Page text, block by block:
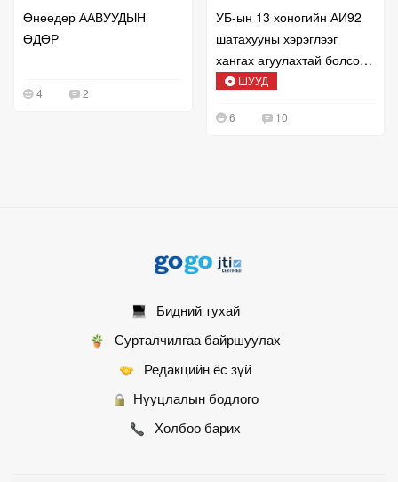
Өнөөдөр ААВУУДЫН
ӨДӨР
4 2
УБ-ын 13 хоногийн АИ92
шатахууны хэрэглээг
хангах агуулахтай болсон
талаар мэдээлж байна
ШУУД
6 10
Бидний тухай
Сурталчилгаа байршуулах
Редакцийн ёс зүй
Нууцлалын бодлого
Холбоо барих